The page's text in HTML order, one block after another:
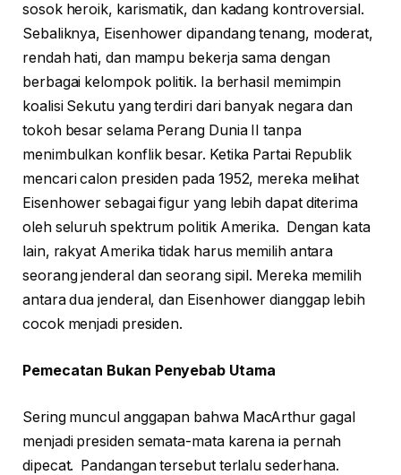
sosok heroik, karismatik, dan kadang kontroversial.
Sebaliknya, Eisenhower dipandang tenang, moderat,
rendah hati, dan mampu bekerja sama dengan
berbagai kelompok politik. Ia berhasil memimpin
koalisi Sekutu yang terdiri dari banyak negara dan
tokoh besar selama Perang Dunia II tanpa
menimbulkan konflik besar. Ketika Partai Republik
mencari calon presiden pada 1952, mereka melihat
Eisenhower sebagai figur yang lebih dapat diterima
oleh seluruh spektrum politik Amerika. Dengan kata
lain, rakyat Amerika tidak harus memilih antara
seorang jenderal dan seorang sipil. Mereka memilih
antara dua jenderal, dan Eisenhower dianggap lebih
cocok menjadi presiden.
Pemecatan Bukan Penyebab Utama
Sering muncul anggapan bahwa MacArthur gagal
menjadi presiden semata-mata karena ia pernah
dipecat. Pandangan tersebut terlalu sederhana.